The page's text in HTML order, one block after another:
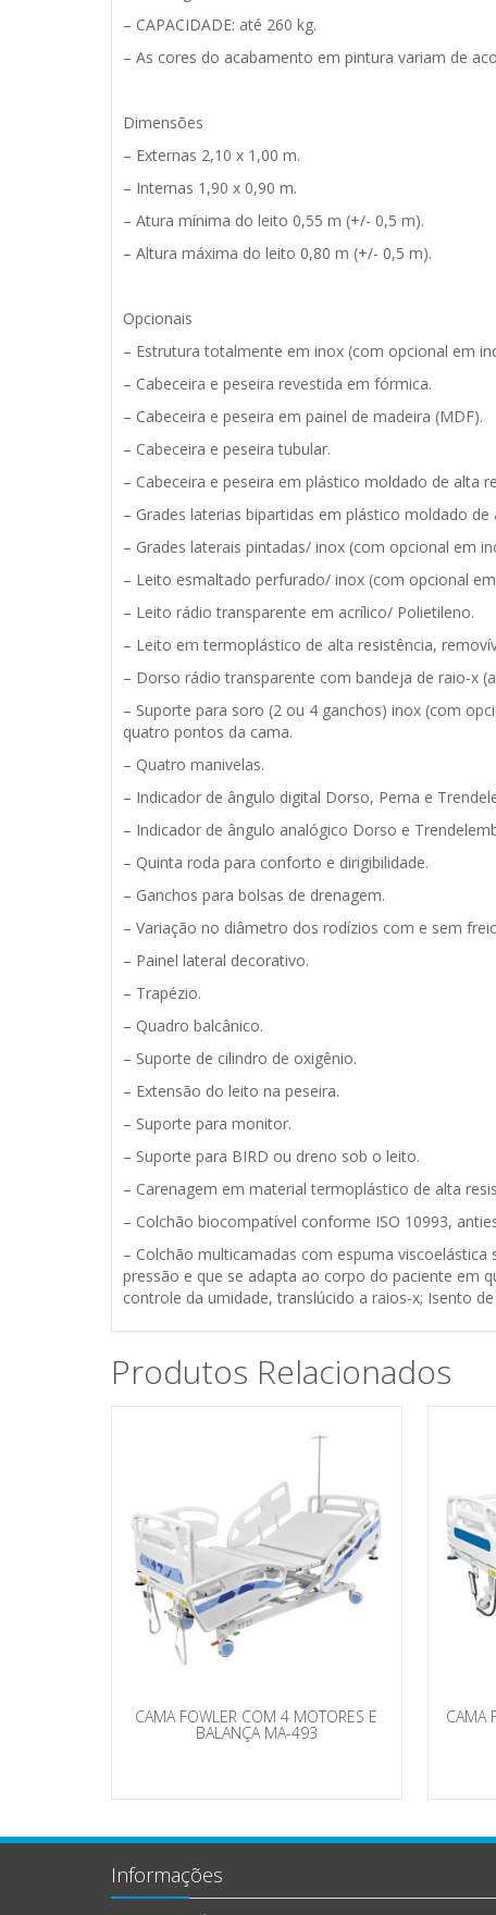
– CAPACIDADE: até 260 kg.
– As cores do acabamento em pintura variam de
Dimensões
– Externas 2,10 x 1,00 m.
– Internas 1,90 x 0,90 m.
– Atura mínima do leito 0,55 m (+/- 0,5 m).
– Altura máxima do leito 0,80 m (+/- 0,5 m).
Opcionais
– Estrutura totalmente em inox (com opcional em
– Cabeceira e peseira revestida em fórmica.
– Cabeceira e peseira em painel de madeira (MDF).
– Cabeceira e peseira tubular.
– Cabeceira e peseira em plástico moldado de alta
– Grades laterias bipartidas em plástico moldado
– Grades laterais pintadas/ inox (com opcional em
– Leito esmaltado perfurado/ inox (com opcional em
– Leito rádio transparente em acrílico/ Polietileno.
– Leito em termoplástico de alta resistência,
– Dorso rádio transparente com bandeja de raio-x
– Suporte para soro (2 ou 4 ganchos) inox (com
quatro pontos da cama.
– Quatro manivelas.
– Indicador de ângulo digital Dorso, Perna e
– Indicador de ângulo analógico Dorso e
– Quinta roda para conforto e dirigibilidade.
– Ganchos para bolsas de drenagem.
– Variação no diâmetro dos rodízios com e sem
– Painel lateral decorativo.
– Trapézio.
– Quadro balcânico.
– Suporte de cilindro de oxigênio.
– Extensão do leito na peseira.
– Suporte para monitor.
– Suporte para BIRD ou dreno sob o leito.
– Carenagem em material termoplástico de alta
– Colchão biocompatível conforme ISO 10993,
– Colchão multicamadas com espuma
pressão e que se adapta ao corpo do paciente em
controle da umidade, translúcido a raios-x; Isento
Produtos Relacionados
CAMA FOWLER COM 4 MOTORES E
BALANÇA MA-493
CAMA
Informações